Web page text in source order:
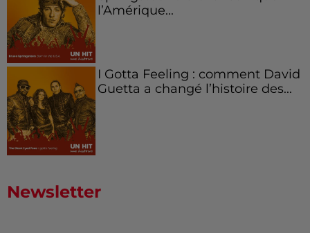
l’Amérique...
I Gotta Feeling : comment David
Guetta a changé l’histoire des...
Newsletter